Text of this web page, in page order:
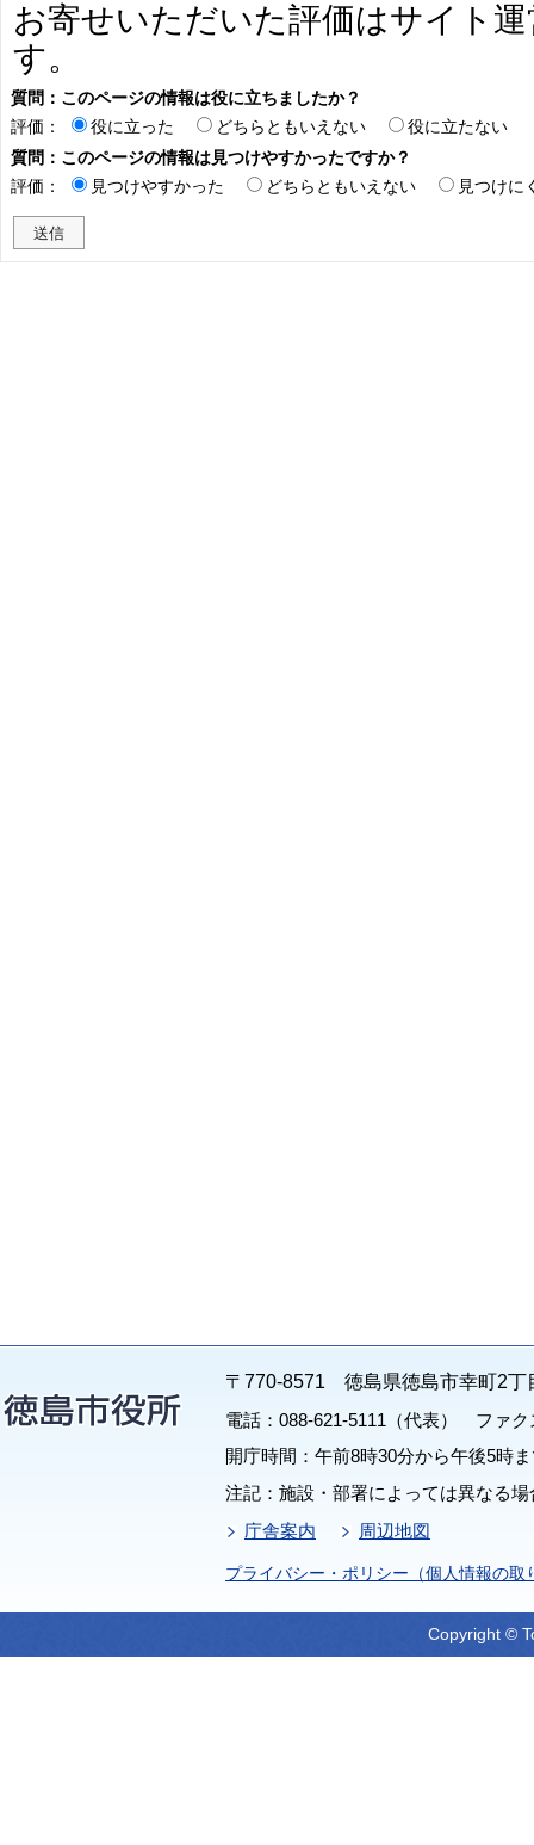
お寄せいただいた評価はサイト
す。
質問：このページの情報は役に立ちましたか？
評価：
役に立った どちらともいえない
役に立たない
質問：このページの情報は見つけやすかったですか？
評価：
見つけやすかった どちらともいえない 見つけに
〒770-8571 徳島県徳島市幸町2丁
電話：088-621-5111（代表） ファク
開庁時間：午前8時30分から午後5時
注記：施設・部署によっては異なる
庁舎案内
周辺地図
プライバシー・ポリシー（個人情報の取
Copyright ©